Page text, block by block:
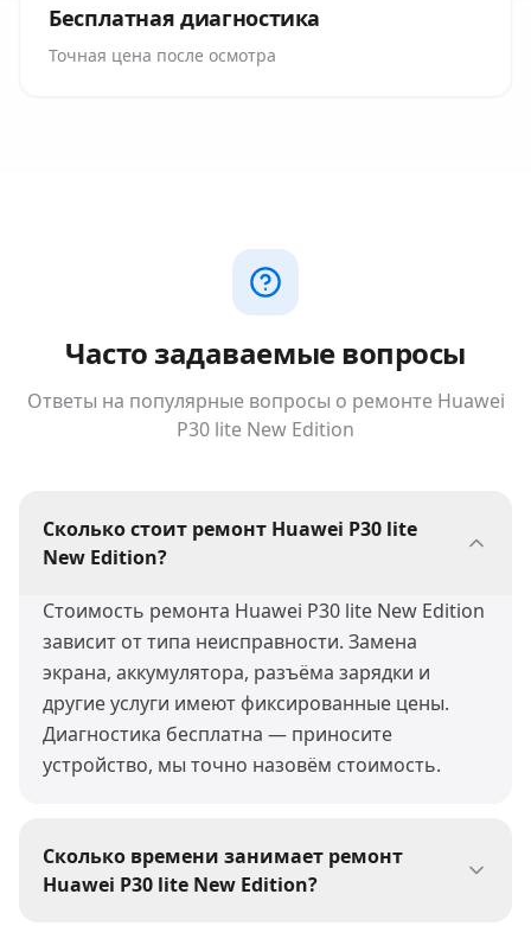
Бесплатная диагностика
Точная цена после осмотра
Часто задаваемые вопросы
Ответы на популярные вопросы о ремонте Huawei
P30 lite New Edition
Сколько стоит ремонт Huawei P30 lite
New Edition?
Стоимость ремонта Huawei P30 lite New Edition
зависит от типа неисправности. Замена
экрана, аккумулятора, разъёма зарядки и
другие услуги имеют фиксированные цены.
Диагностика бесплатна — приносите
устройство, мы точно назовём стоимость.
Сколько времени занимает ремонт
Huawei P30 lite New Edition?